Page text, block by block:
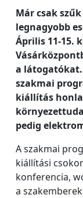
Már csak
legnagyobb
Április 11-15.
a
szakmai
kiállítás
pedig
A szakmai
kiállítási
konferencia,
a